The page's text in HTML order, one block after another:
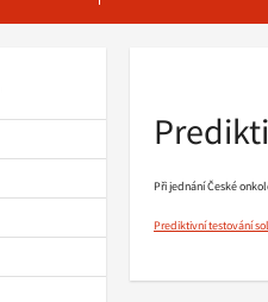
Při jednání České
Prediktivní testování